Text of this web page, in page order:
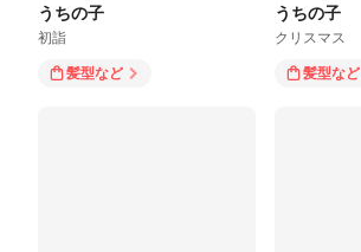
うちの子
初詣
髪型など
うちの子
クリスマス
髪型など